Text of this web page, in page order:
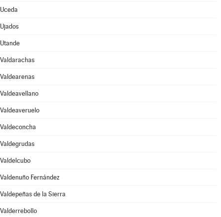
Uceda
Ujados
Utande
Valdarachas
Valdearenas
Valdeavellano
Valdeaveruelo
Valdeconcha
Valdegrudas
Valdelcubo
Valdenuño Fernández
Valdepeñas de la Sierra
Valderrebollo